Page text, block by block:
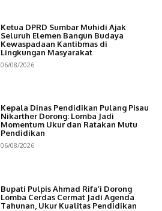
Ketua DPRD Sumbar Muhidi Ajak
Seluruh Elemen Bangun Budaya
Kewaspadaan Kantibmas di
Lingkungan Masyarakat
06/08/2026
Kepala Dinas Pendidikan Pulang Pisau
Nikarther Dorong: Lomba Jadi
Momentum Ukur dan Ratakan Mutu
Pendidikan
06/08/2026
Bupati Pulpis Ahmad Rifa’i Dorong
Lomba Cerdas Cermat Jadi Agenda
Tahunan, Ukur Kualitas Pendidikan